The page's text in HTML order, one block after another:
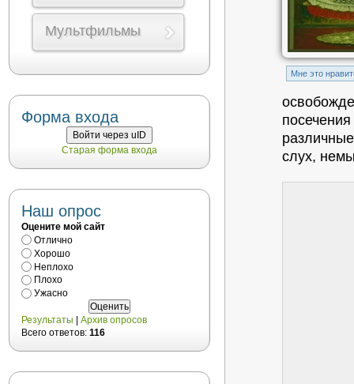
Mне это
слух,
Мультфильмы
Форма входа
Войти через uID
Старая форма входа
Наш опрос
Оцените мой сайт
Отлично
Хорошо
Неплохо
Плохо
Ужасно
Результаты
Архив опросов
Всего ответов: 116